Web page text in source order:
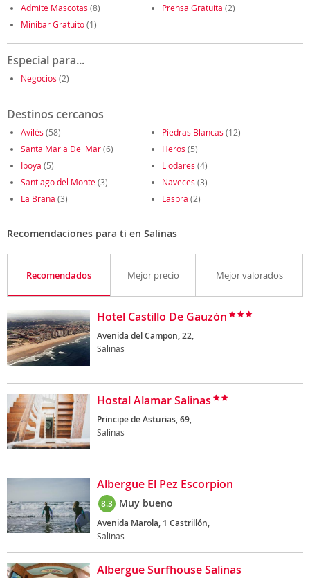
Admite Mascotas (8) Prensa Gratuita (2)
Minibar Gratuito(1)
Especial para...
Negocios (2)
Destinos cercanos
Avilés (58) Piedras Blancas (12)
Santa Maria Del Mar(6) Heros (5)
Iboya (5) Llodares (4)
Santiago del Monte(3) Naveces (3)
La Braña (3) Laspra (2)
Recomendaciones para ti en Salinas
Recomendados Mejor precio Mejor valorados
Hotel Castillo De Gauzón
Avenida del Campon, 22,
Salinas
Hostal Alamar Salinas
Principe de Asturias, 69,
Salinas
Albergue El Pez Escorpion
8.3 Muy bueno
Avenida Marola, 1 Castrillón,
Salinas
Albergue Surfhouse Salinas